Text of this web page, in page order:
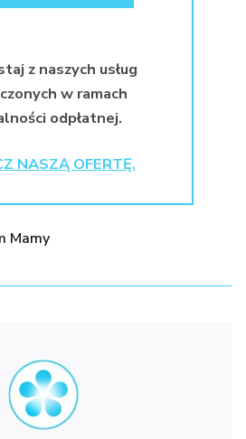
z naszych usług
w ramach
odpłatnej.
NASZĄ OFERTĘ.
Mamy